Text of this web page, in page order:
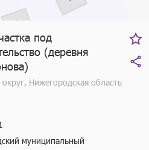
под
(деревня
Нижегородская область
муниципальный